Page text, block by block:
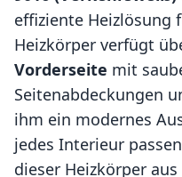
effiziente Heizlösung
Heizkörper verfügt
Vorderseite mit
Seitenabdeckungen
ihm ein modernes
jedes Interieur
dieser Heizkörper